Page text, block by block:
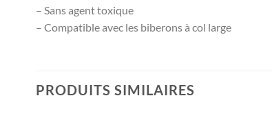
– Sans agent toxique
– Compatible avec les biberons à col large
PRODUITS SIMILAIRES